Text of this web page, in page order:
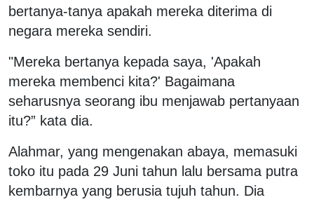
bertanya-tanya apakah mereka diterima di
negara mereka sendiri.
"Mereka bertanya kepada saya, 'Apakah
mereka membenci kita?' Bagaimana
seharusnya seorang ibu menjawab pertanyaan
itu?” kata dia.
Alahmar, yang mengenakan abaya, memasuki
toko itu pada 29 Juni tahun lalu bersama putra
kembarnya yang berusia tujuh tahun. Dia